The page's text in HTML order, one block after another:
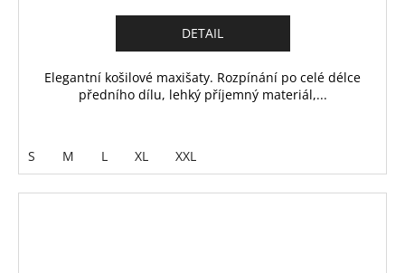
DETAIL
Elegantní košilové maxišaty. Rozpínání po celé délce
předního dílu, lehký příjemný materiál,...
S M L XL XXL